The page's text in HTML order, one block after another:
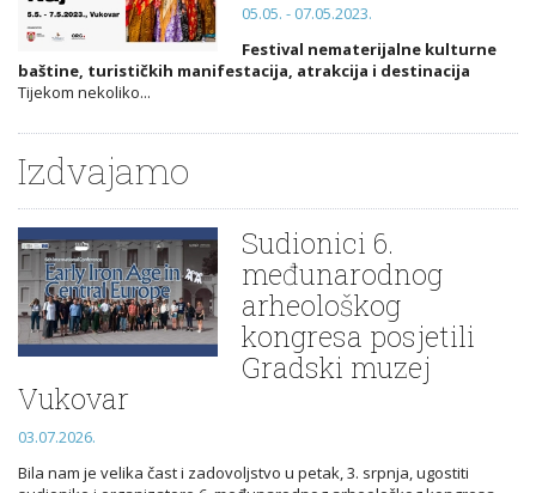
05.05. - 07.05.2023.
Festival nematerijalne kulturne
baštine, turističkih manifestacija, atrakcija i destinacija
Tijekom nekoliko...
Izdvajamo
Sudionici 6.
međunarodnog
arheološkog
kongresa posjetili
Gradski muzej
Vukovar
03.07.2026.
Bila nam je velika čast i zadovoljstvo u petak, 3. srpnja, ugostiti